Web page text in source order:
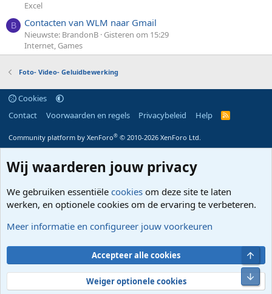
Excel
B Contacten van WLM naar Gmail
Nieuwste: BrandonB Gisteren om 15:29
Internet, Games
Foto- Video- Geluidbewerking
Cookies
Contact
Voorwaarden en regels Privacybeleid Help
R
Community platform by XenForo® © 2010-2026 XenForo Ltd.
Wij waarderen jouw privacy
We gebruiken essentiële cookies om deze site te laten
werken, en optionele cookies om de ervaring te verbeteren.
Meer informatie en configureer jouw voorkeuren
Accepteer alle cookies
Weiger optionele cookies